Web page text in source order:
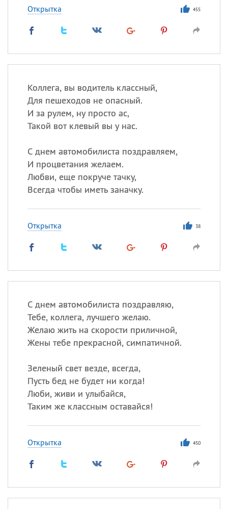
Открытка 455
Коллега, вы водитель классный,
Для пешеходов не опасный.
И за рулем, ну просто ас,
Такой вот клевый вы у нас.
С днем автомобилиста поздравляем,
И процветания желаем.
Любви, еще покруче тачку,
Всегда чтобы иметь заначку.
Открытка 38
С днем автомобилиста поздравляю,
Тебе, коллега, лучшего желаю.
Желаю жить на скорости приличной,
Жены тебе прекрасной, симпатичной.
Зеленый свет везде, всегда,
Пусть бед не будет ни когда!
Люби, живи и улыбайся,
Таким же классным оставайся!
Открытка 450